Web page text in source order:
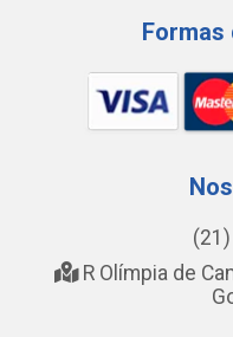
Formas
R Olímpia de